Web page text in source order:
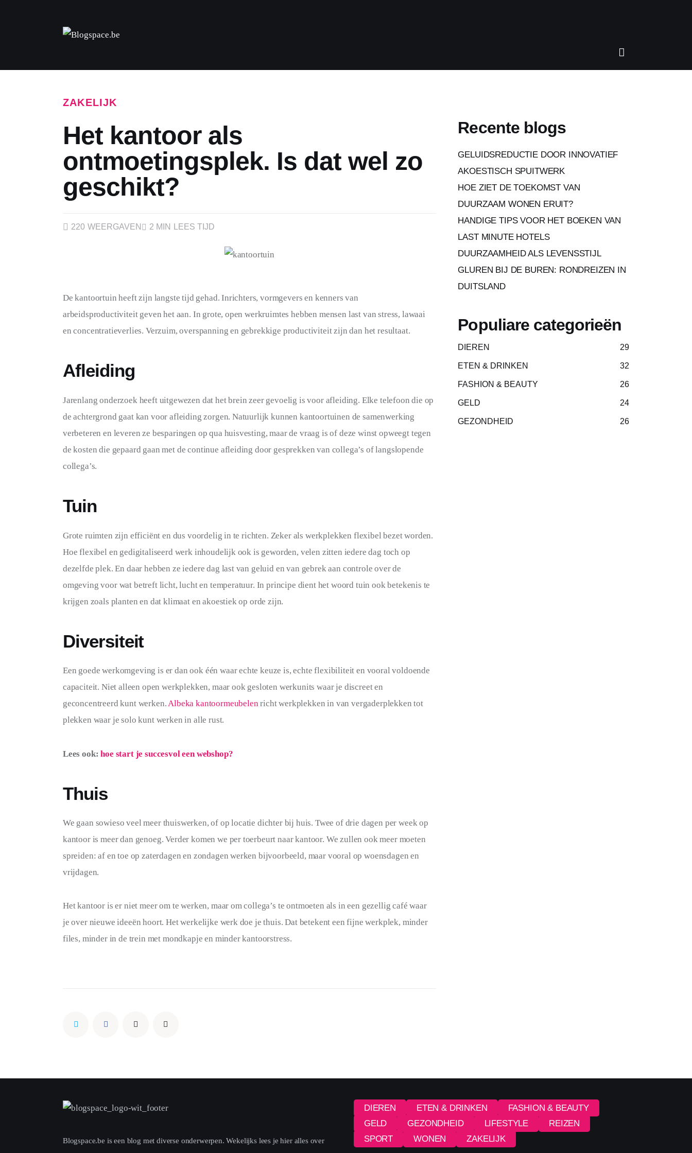
ZAKELIJK
Het kantoor als
ontmoetingsplek. Is dat wel zo
geschikt?
220 WEERGAVEN 2 MIN LEES TIJD
De kantoortuin heeft zijn langste tijd gehad. Inrichters, vormgevers en kenners van
arbeidsproductiviteit geven het aan. In grote, open werkruimtes hebben mensen last van stress, lawaai
en concentratieverlies. Verzuim, overspanning en gebrekkige productiviteit zijn dan het resultaat.
Afleiding
Jarenlang onderzoek heeft uitgewezen dat het brein zeer gevoelig is voor afleiding. Elke telefoon die op
de achtergrond gaat kan voor afleiding zorgen. Natuurlijk kunnen kantoortuinen de samenwerking
verbeteren en leveren ze besparingen op qua huisvesting, maar de vraag is of deze winst opweegt tegen
de kosten die gepaard gaan met de continue afleiding door gesprekken van collega’s of langslopende
collega’s.
Tuin
Grote ruimten zijn efficiënt en dus voordelig in te richten. Zeker als werkplekken flexibel bezet worden.
Hoe flexibel en gedigitaliseerd werk inhoudelijk ook is geworden, velen zitten iedere dag toch op
dezelfde plek. En daar hebben ze iedere dag last van geluid en van gebrek aan controle over de
omgeving voor wat betreft licht, lucht en temperatuur. In principe dient het woord tuin ook betekenis te
krijgen zoals planten en dat klimaat en akoestiek op orde zijn.
Diversiteit
Een goede werkomgeving is er dan ook één waar echte keuze is, echte flexibiliteit en vooral voldoende
capaciteit. Niet alleen open werkplekken, maar ook gesloten werkunits waar je discreet en
geconcentreerd kunt werken. Albeka kantoormeubelen richt werkplekken in van vergaderplekken tot
plekken waar je solo kunt werken in alle rust.
Lees ook: hoe start je succesvol een webshop?
Thuis
We gaan sowieso veel meer thuiswerken, of op locatie dichter bij huis. Twee of drie dagen per week op
kantoor is meer dan genoeg. Verder komen we per toerbeurt naar kantoor. We zullen ook meer moeten
spreiden: af en toe op zaterdagen en zondagen werken bijvoorbeeld, maar vooral op woensdagen en
vrijdagen.
Het kantoor is er niet meer om te werken, maar om collega’s te ontmoeten als in een gezellig café waar
je over nieuwe ideeën hoort. Het werkelijke werk doe je thuis. Dat betekent een fijne werkplek, minder
files, minder in de trein met mondkapje en minder kantoorstress.
Recente blogs
GELUIDSREDUCTIE DOOR INNOVATIEF
AKOESTISCH SPUITWERK
HOE ZIET DE TOEKOMST VAN
DUURZAAM WONEN ERUIT?
HANDIGE TIPS VOOR HET BOEKEN VAN
LAST MINUTE HOTELS
DUURZAAMHEID ALS LEVENSSTIJL
GLUREN BIJ DE BUREN: RONDREIZEN IN
DUITSLAND
Populiare categorieën
DIEREN 29
ETEN & DRINKEN 32
FASHION & BEAUTY 26
GELD 24
GEZONDHEID 26
Blogspace.be is een blog met diverse onderwerpen. Wekelijks lees je hier alles over
DIEREN ETEN & DRINKEN
FASHION & BEAUTY
GELD
GEZONDHEID LIFESTYLE
REIZEN
SPORT
WONEN ZAKELIJK